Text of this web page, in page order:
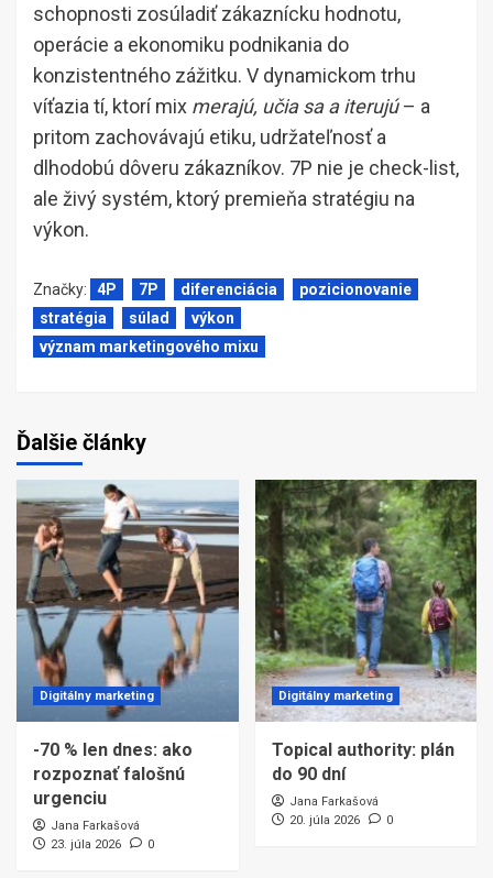
schopnosti zosúladiť zákaznícku hodnotu,
operácie a ekonomiku podnikania do
konzistentného zážitku. V dynamickom trhu
víťazia tí, ktorí mix merajú, učia sa a iterujú– a
pritom zachovávajú etiku, udržateľnosť a
dlhodobú dôveru zákazníkov. 7P nie je check-list,
ale živý systém, ktorý premieňa stratégiu na
výkon.
Značky: 4P 7P diferenciácia
pozicionovanie
stratégia
súlad
výkon
význam marketingového mixu
Ďalšie články
Digitálny marketing
-70 % len dnes: ako
rozpoznať falošnú
urgenciu
Jana Farkašová
23. júla 2026
0
Digitálny marketing
Topical authority: plán
do 90 dní
Jana Farkašová
20. júla 2026
0